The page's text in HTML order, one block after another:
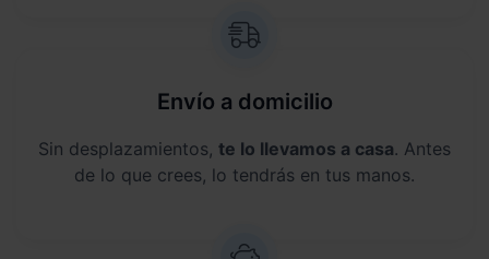
Envío a domicilio
Sin desplazamientos, te lo llevamos a casa. Antes
de lo que crees, lo tendrás en tus manos.